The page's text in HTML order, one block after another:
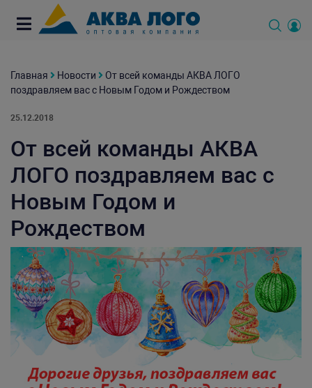
Главная Новости
От всей команды АКВА ЛОГО
поздравляем вас с Новым Годом и Рождеством
25.12.2018
От всей команды АКВА
ЛОГО поздравляем вас с
Новым Годом и
Рождеством